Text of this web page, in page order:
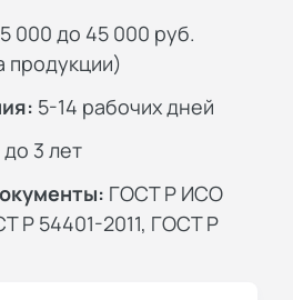
000 до 45 000 руб.
продукции)
5-14 рабочих дней
до 3 лет
ГОСТ Р ИСО
Р 54401-2011, ГОСТ Р